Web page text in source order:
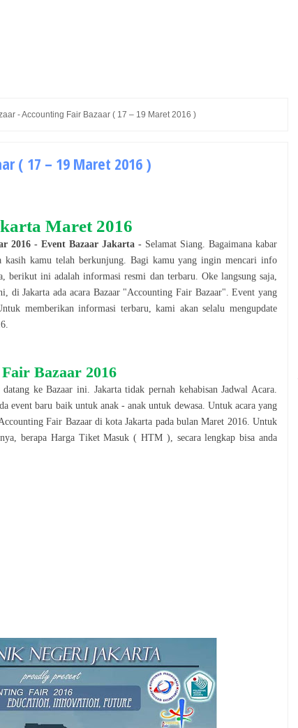
- Accounting Fair Bazaar ( 17 – 19 Maret 2016 )
( 17 – 19 Maret 2016 )
Maret 2016
2016 - Event Bazaar Jakarta - Selamat Siang . Bagaimana kabar
kasih kamu telah berkunjung. Bagi kamu yang ingin mencari info
, berikut ini adalah informasi resmi dan terbaru. Oke langsung saja,
diJakarta ada acara Bazaar"Accounting Fair Bazaar". Event yang
memberikan informasi terbaru, kami akan selalu mengupdate
Bazaar 2016
datang keBazaar ini. Jakartatidak pernah kehabisan Jadwal Acara.
event baru baik untuk anak - anak untuk dewasa. Untuk acara yang
Fair Bazaardi kotaJakarta pada bulanMaret 2016. Untuk
berapa Harga Tiket Masuk ( HTM ), secara lengkap bisa anda